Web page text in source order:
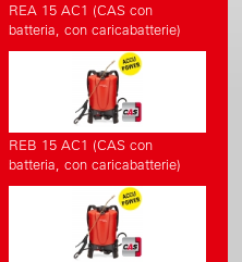
REA 15 AC1 (CAS con
batteria, con caricabatterie)
REB 15 AC1 (CAS con
batteria, con caricabatterie)